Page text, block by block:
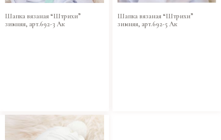
Шапка вязаная “Штрихи”
зимняя, арт.692-3 Ак
Шапка вязаная “Штрихи”
зимняя, арт.692-5 Ак